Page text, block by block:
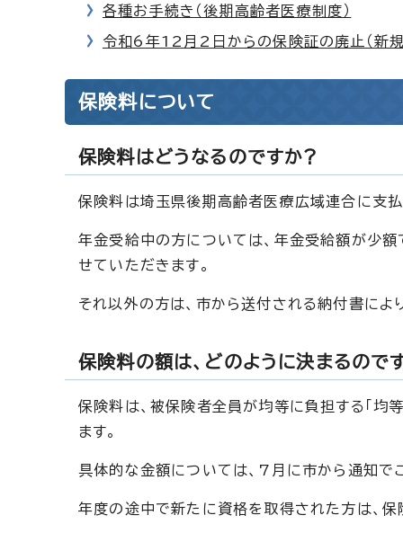
各種お手続き（後期高齢者医療制度）
令和6年12月2日からの保険証の廃止（新
保険料について
保険料はどうなるのですか?
保険料は埼玉県後期高齢者医療広域連合に支払
年金受給中の方については、年金受給額が少
せていただきます。
それ以外の方は、市から送付される納付書によ
保険料の額は、どのように決まるので
保険料は、被保険者全員が均等に負担する「均
ます。
具体的な金額については、7月に市から通知で
年度の途中で新たに資格を取得された方は、